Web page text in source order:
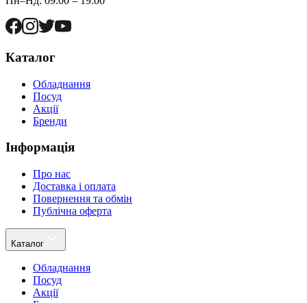
Каталог
Обладнання
Посуд
Акції
Бренди
Інформація
Про нас
Доставка і оплата
Повернення та обмін
Публічна оферта
Каталог
Обладнання
Посуд
Акції